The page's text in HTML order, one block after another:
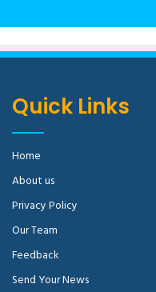
Quick Links
Home
About us
Privacy Policy
Our Team
Feedback
Send Your News